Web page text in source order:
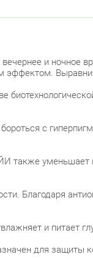
и ночное
эффектом.
с
уменьшает
Благодаря
и питает
для